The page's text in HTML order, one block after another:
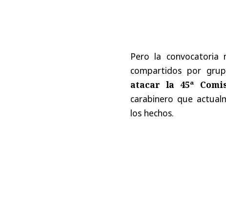
Pero la convocatoria
compartidos por
atacar la 45ª
carabinero que
los hechos.